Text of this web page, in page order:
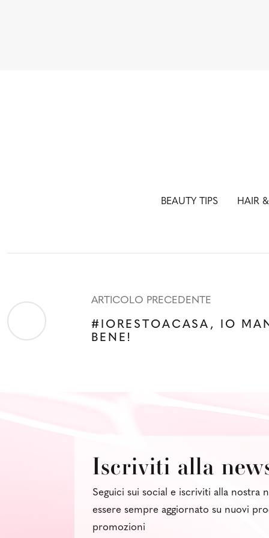
BEAUTY TIPS HAIR
ARTICOLO PRECEDENTE
#IORESTOACASA, IO
BENE!
Iscriviti alla
Seguici sui social e iscriviti alla nostra
essere sempre aggiornato su nuovi
promozioni